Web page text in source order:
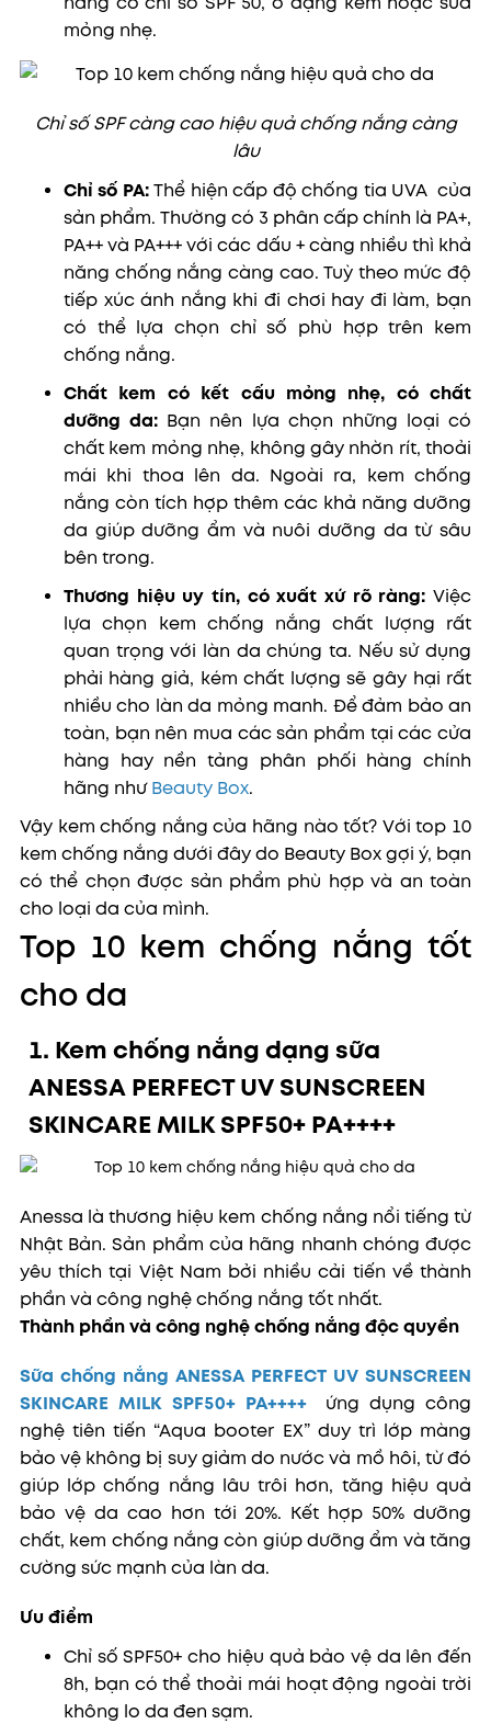
mỏng nhẹ.
Chỉ số SPF càng cao hiệu quả chống nắng càng
lâu
Chỉ số PA:Thể hiện cấp độ chống tia UVA của
sản phẩm. Thường có 3 phân cấp chính là PA+,
PA++ và PA+++ với các dấu + càng nhiều thì khả
năng chống nắng càng cao. Tuỳ theo mức độ
tiếp xúc ánh nắng khi đi chơi hay đi làm, bạn
có thể lựa chọn chỉ số phù hợp trên kem
chống nắng.
Chất kem có kết cấu mỏng nhẹ, có chất
dưỡng da: Bạn nên lựa chọn những loại có
chất kem mỏng nhẹ, không gây nhờn rít, thoải
mái khi thoa lên da. Ngoài ra, kem chống
nắng còn tích hợp thêm các khả năng dưỡng
da giúp dưỡng ẩm và nuôi dưỡng da từ sâu
bên trong.
Thương hiệu uy tín, có xuất xứ rõ ràng:Việc
lựa chọn kem chống nắng chất lượng rất
quan trọng với làn da chúng ta. Nếu sử dụng
phải hàng giả, kém chất lượng sẽ gây hại rất
nhiều cho làn da mỏng manh. Để đảm bảo an
toàn, bạn nên mua các sản phẩm tại các cửa
hàng hay nền tảng phân phối hàng chính
hãng nhưBeauty Box.
Vậy kem chống nắng của hãng nào tốt? Với top 10
kem chống nắng dưới đây do Beauty Box gợi ý, bạn
có thể chọn được sản phẩm phù hợp và an toàn
cho loại da của mình.
Top 10 kem chống nắng tốt
cho da
1. Kem chống nắng dạng sữa
ANESSA PERFECT UV SUNSCREEN
SKINCARE MILKSPF50+ PA++++
Anessa là thương hiệu kem chống nắng nổi tiếng từ
Nhật Bản. Sản phẩm của hãng nhanh chóng được
yêu thích tại Việt Nam bởi nhiều cải tiến về thành
phần và công nghệ chống nắng tốt nhất.
Thành phần và công nghệ chống nắng độc quyền
Sữa chống nắng ANESSA PERFECT UV SUNSCREEN
SKINCARE MILK SPF50+ PA++++
ứng dụng công
nghệ tiên tiến “Aqua booter EX” duy trì lớp màng
bảo vệ không bị suy giảm do nước và mồ hôi, từ đó
giúp lớp chống nắng lâu trôi hơn, tăng hiệu quả
bảo vệ da cao hơn tới 20%. Kết hợp 50% dưỡng
chất, kem chống nắng còn giúp dưỡng ẩm và tăng
cường sức mạnh của làn da.
Ưu điểm
Chỉ số SPF50+ cho hiệu quả bảo vệ da lên đến
8h, bạn có thể thoải mái hoạt động ngoài trời
không lo da đen sạm.